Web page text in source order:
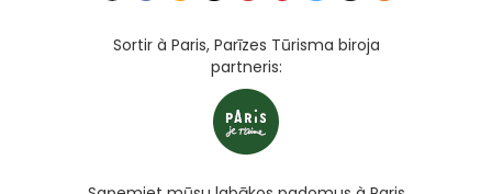
Sortir à Paris, Parīzes Tūrisma biroja
partneris: